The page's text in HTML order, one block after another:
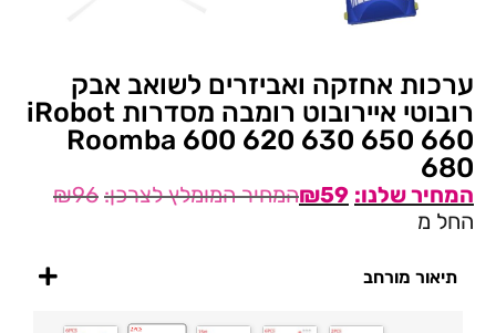
ערכות אחזקה ואביזרים לשואב אבק
רובוטי איירובוט רומבה מסדרות iRobot
Roomba 600 620 630 650 660
680
₪96 ₪59
החל מ
תיאור מורחב